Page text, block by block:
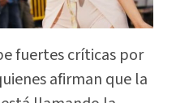
fuertes críticas por
afirman que la